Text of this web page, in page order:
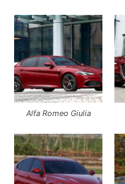
Alfa Romeo Giulia